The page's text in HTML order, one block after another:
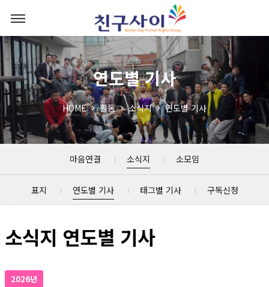
연도별 기사
HOME 활동 소식지 연도별 기사
마음연결 소식지 소모임
표지 연도별 기사 태그별 기사 구독신청
소식지 연도별 기사
2026년